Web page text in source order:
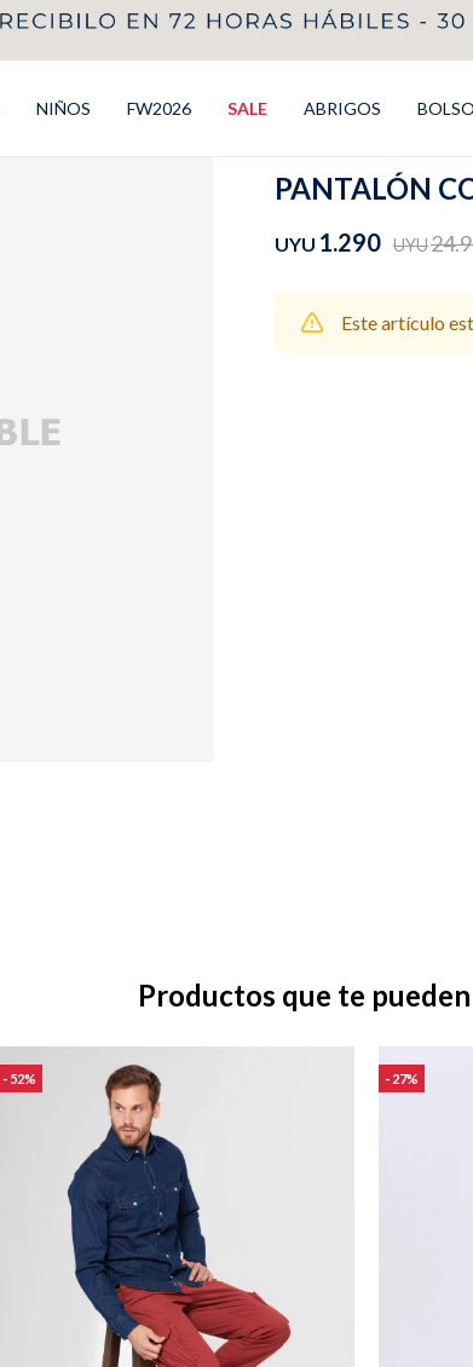
NIÑOS FW2026 SALE ABRIGOS
PANTALÓN
UYU 1.290 UYU
Este artículo
Productos que te
52 27